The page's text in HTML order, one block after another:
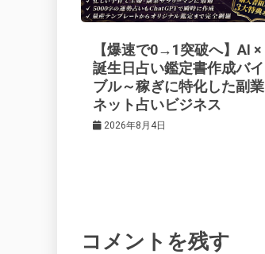
ー
シ
ョ
【爆速で0→1突破へ】AI ×
誕生日占い鑑定書作成バイ
ブル～稼ぎに特化した副業
ネット占いビジネス
2026年8月4日
コメントを残す